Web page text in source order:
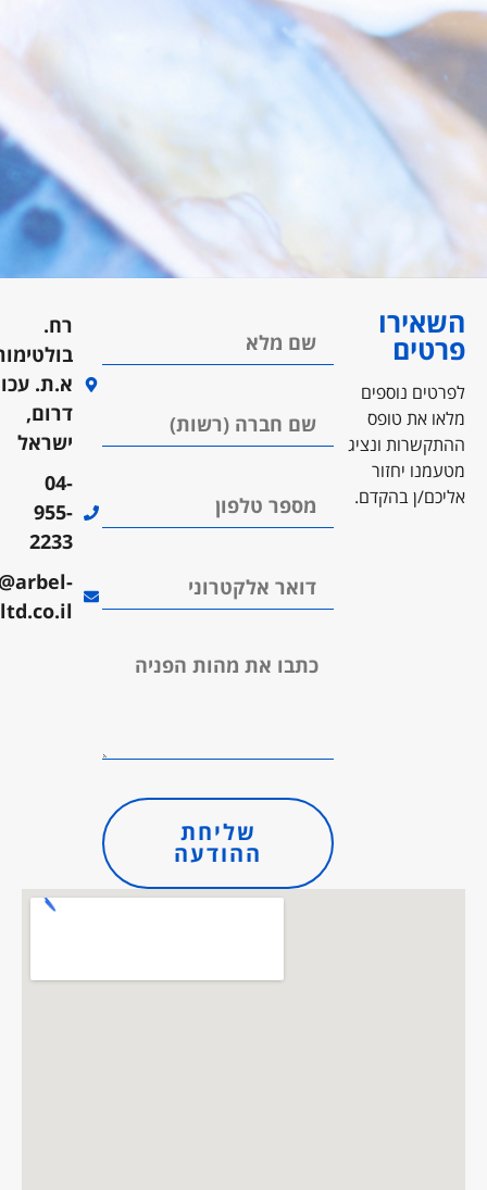
נוספים
את טופס
ונציג
יחזור
ן בהקדם.
שליחת
ההודעה
בולטימור
א.ת. עכו
ישראל
955-
arbel@arbel-
ltd.co.il